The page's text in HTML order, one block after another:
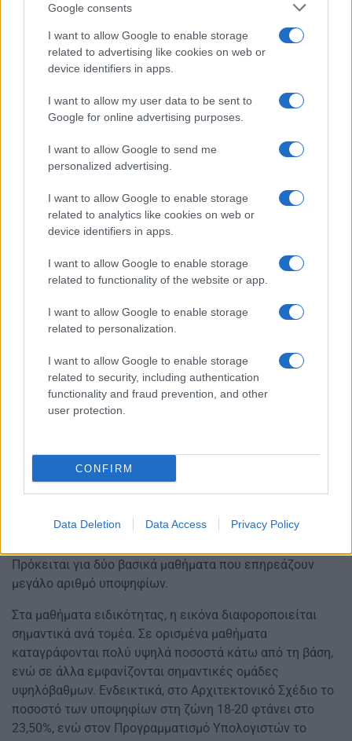
Google consents
I want to allow Google to enable storage
related to advertising like cookies on web or
device identifiers in apps.
I want to allow my user data to be sent to
Google for online advertising purposes.
I want to allow Google to send me
personalized advertising.
I want to allow Google to enable storage
related to analytics like cookies on web or
device identifiers in apps.
I want to allow Google to enable storage
related to functionality of the website or app.
I want to allow Google to enable storage
related to personalization.
I want to allow Google to enable storage
related to security, including authentication
functionality and fraud prevention, and other
user protection.
CONFIRM
Data Deletion Data Access Privacy Policy
των υποψηφίων έγραψε κάτω από τη βάση, ενώ στα
Πρόκειται για δύο βασικά μαθήματα που επηρεάζουν
μεγάλο αριθμό υποψηφίων.
Στα μαθήματα ειδικότητας, η εικόνα διαφοροποιείται
σημαντικά ανά τομέα. Σε ορισμένα μαθήματα
καταγράφονται πολύ υψηλά ποσοστά κάτω από τη βάση,
ενώ σε άλλα εμφανίζονται σημαντικές ομάδες
υψηλόβαθμων. Ενδεικτικά, στο Αρχιτεκτονικό Σχέδιο το
ποσοστό των υποψηφίων στη ζώνη 18-20 φτάνει στο
23,50%, ενώ στον Προγραμματισμό Υπολογιστών το